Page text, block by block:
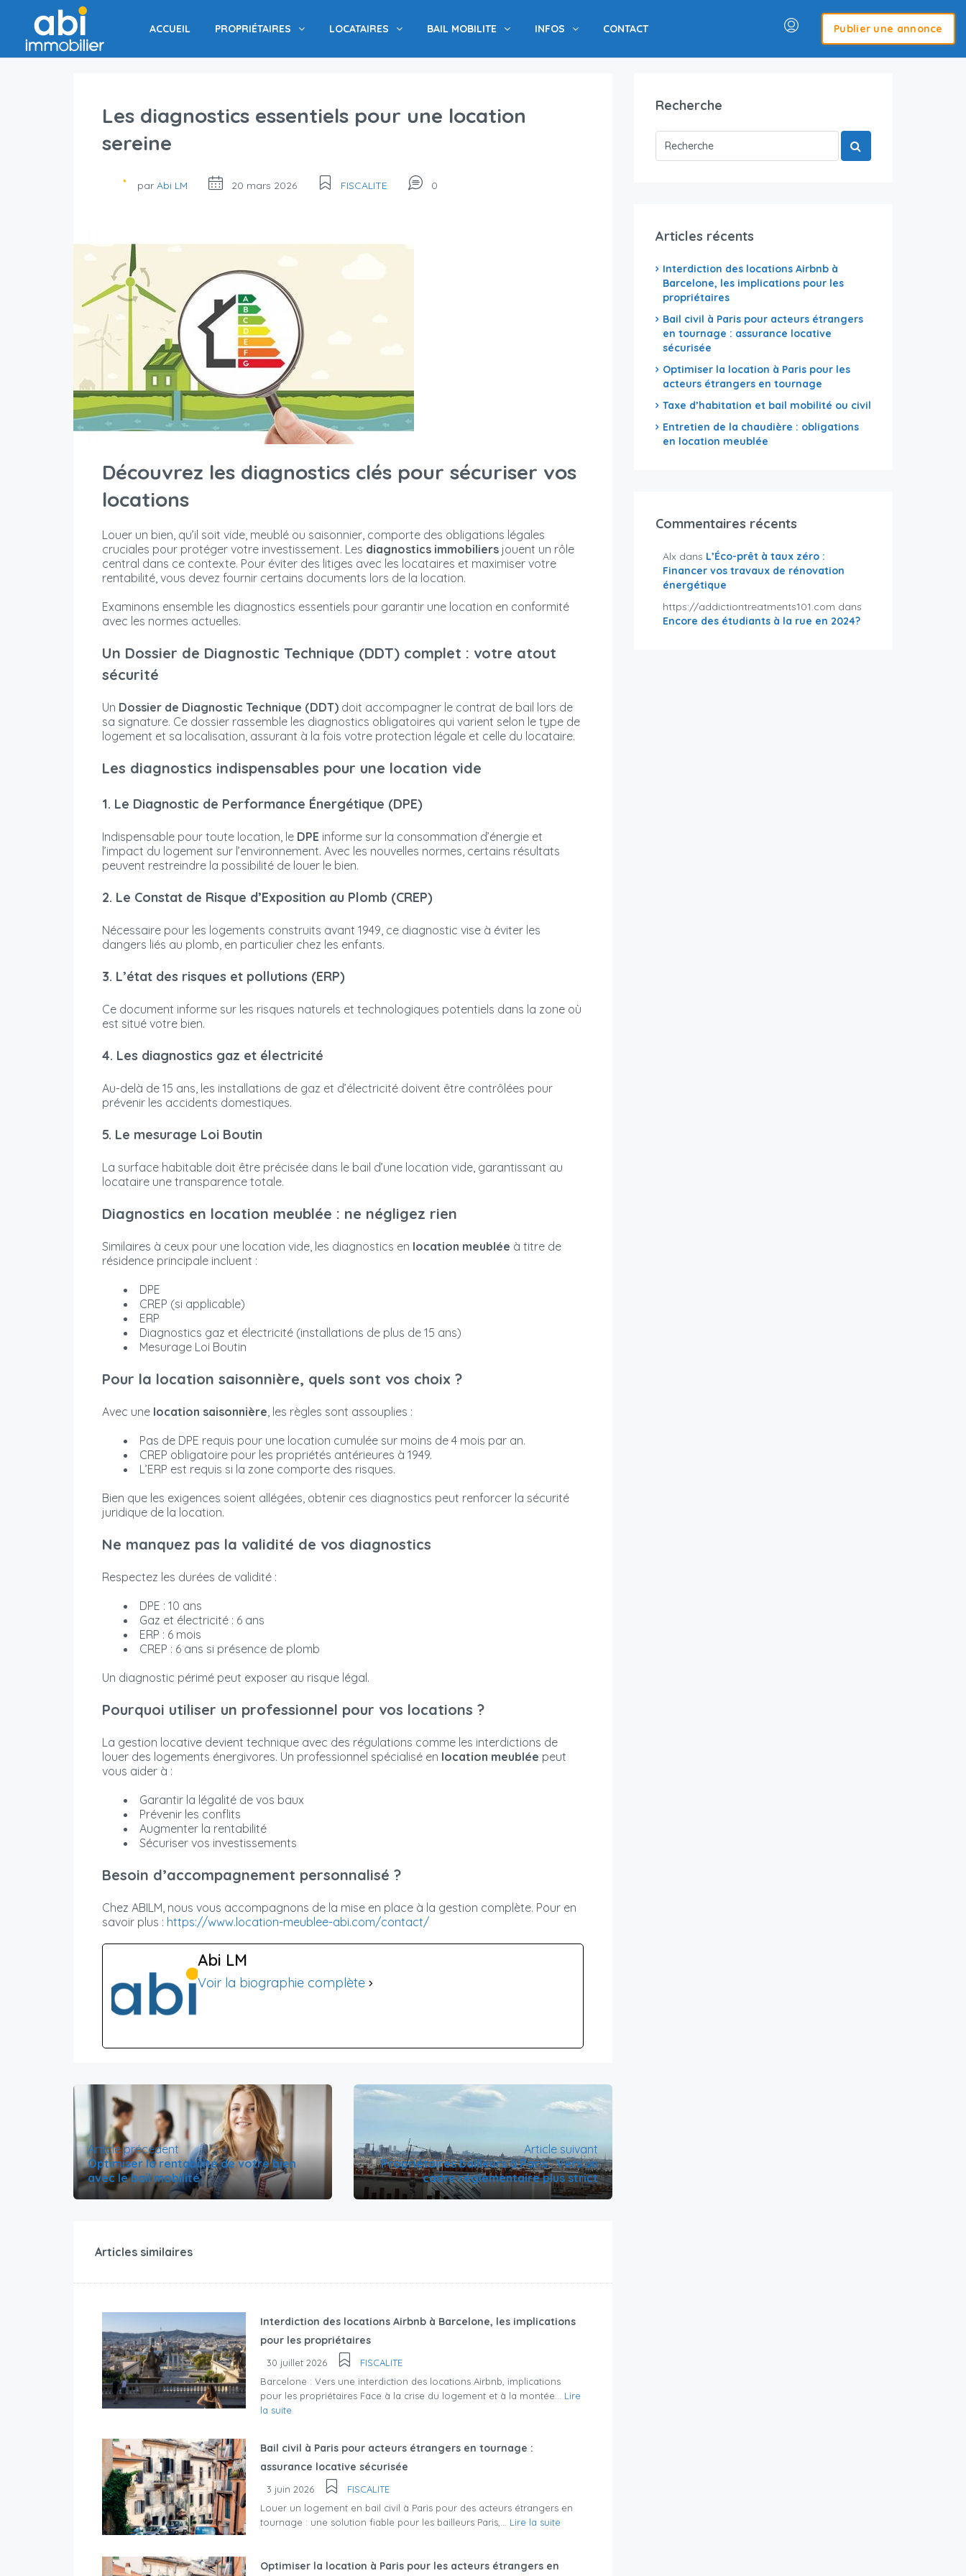
ACCUEIL PROPRIÉTAIRES LOCATAIRES BAIL MOBILITE INFOS CONTACT Publier une annonce
Les diagnostics essentiels pour une location
sereine
par Abi LM 20 mars 2026 FISCALITE 0
Découvrez les diagnostics clés pour sécuriser vos
locations
Louer un bien, qu’il soit vide, meublé ou saisonnier, comporte des obligations légales
cruciales pour protéger votre investissement. Les diagnostics immobiliers jouent un rôle
central dans ce contexte. Pour éviter des litiges avec les locataires et maximiser votre
rentabilité, vous devez fournir certains documents lors de la location.
Examinons ensemble les diagnostics essentiels pour garantir une location en conformité
avec les normes actuelles.
Un Dossier de Diagnostic Technique (DDT) complet : votre atout
sécurité
Un Dossier de Diagnostic Technique (DDT) doit accompagner le contrat de bail lors de
sa signature. Ce dossier rassemble les diagnostics obligatoires qui varient selon le type de
logement et sa localisation, assurant à la fois votre protection légale et celle du locataire.
Les diagnostics indispensables pour une location vide
1. Le Diagnostic de Performance Énergétique (DPE)
Indispensable pour toute location, le DPE informe sur la consommation d’énergie et
l’impact du logement sur l’environnement. Avec les nouvelles normes, certains résultats
peuvent restreindre la possibilité de louer le bien.
2. Le Constat de Risque d’Exposition au Plomb (CREP)
Nécessaire pour les logements construits avant 1949, ce diagnostic vise à éviter les
dangers liés au plomb, en particulier chez les enfants.
3. L’état des risques et pollutions (ERP)
Ce document informe sur les risques naturels et technologiques potentiels dans la zone où
est situé votre bien.
4. Les diagnostics gaz et électricité
Au-delà de 15 ans, les installations de gaz et d’électricité doivent être contrôlées pour
prévenir les accidents domestiques.
5. Le mesurage Loi Boutin
La surface habitable doit être précisée dans le bail d’une location vide, garantissant au
locataire une transparence totale.
Diagnostics en location meublée : ne négligez rien
Similaires à ceux pour une location vide, les diagnostics en location meublée à titre de
résidence principale incluent :
DPE
CREP (si applicable)
ERP
Diagnostics gaz et électricité (installations de plus de 15 ans)
Mesurage Loi Boutin
Pour la location saisonnière, quels sont vos choix ?
Avec une location saisonnière, les règles sont assouplies :
Pas de DPE requis pour une location cumulée sur moins de 4 mois par an.
CREP obligatoire pour les propriétés antérieures à 1949.
L’ERP est requis si la zone comporte des risques.
Bien que les exigences soient allégées, obtenir ces diagnostics peut renforcer la sécurité
juridique de la location.
Ne manquez pas la validité de vos diagnostics
Respectez les durées de validité :
DPE : 10 ans
Gaz et électricité : 6 ans
ERP : 6 mois
CREP : 6 ans si présence de plomb
Un diagnostic périmé peut exposer au risque légal.
Pourquoi utiliser un professionnel pour vos locations ?
La gestion locative devient technique avec des régulations comme les interdictions de
louer des logements énergivores. Un professionnel spécialisé en location meublée peut
vous aider à :
Garantir la légalité de vos baux
Prévenir les conflits
Augmenter la rentabilité
Sécuriser vos investissements
Besoin d’accompagnement personnalisé ?
Chez ABILM, nous vous accompagnons de la mise en place à la gestion complète. Pour en
savoir plus : https://www.location-meublee-abi.com/contact/
Abi LM
Voir la biographie complète
Article précédent
Optimiser la rentabilité de votre bien
avec le bail mobilité
Article suivant
Propriétaires bailleurs à Paris : Vers un
cadre réglementaire plus strict
Articles similaires
Interdiction des locations Airbnb à Barcelone, les implications
pour les propriétaires
30 juillet 2026
FISCALITE
Barcelone : Vers une interdiction des locations Airbnb, implications
pour les propriétaires Face à la crise du logement et à la montée... Lire
la suite
Bail civil à Paris pour acteurs étrangers en tournage :
assurance locative sécurisée
3 juin 2026
FISCALITE
Louer un logement en bail civil à Paris pour des acteurs étrangers en
tournage : une solution fiable pour les bailleurs Paris,... Lire la suite
Optimiser la location à Paris pour les acteurs étrangers en
Recherche
Articles récents
Interdiction des locations Airbnb à
Barcelone, les implications pour les
propriétaires
Bail civil à Paris pour acteurs étrangers
en tournage : assurance locative
sécurisée
Optimiser la location à Paris pour les
acteurs étrangers en tournage
Taxe d’habitation et bail mobilité ou civil
Entretien de la chaudière : obligations
en location meublée
Commentaires récents
Alx dans L’Éco-prêt à taux zéro :
Financer vos travaux de rénovation
énergétique
https://addictiontreatments101.com dans
Encore des étudiants à la rue en 2024?